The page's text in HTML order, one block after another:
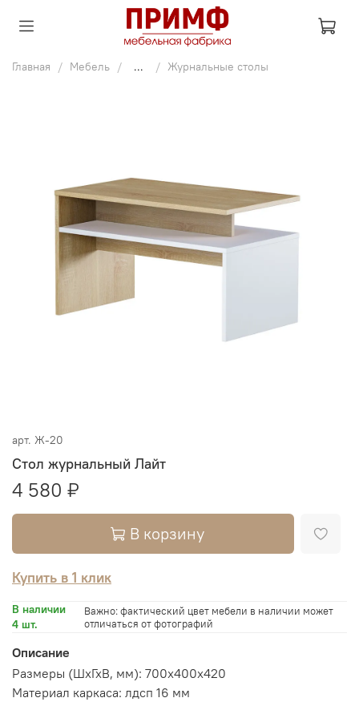
Главная Мебель ... Журнальные столы
арт. Ж-20
Стол журнальный Лайт
4 580 ₽
В корзину
Купить в 1 клик
В наличии
4 шт.
Важно: фактический цвет мебели в наличии может
отличаться от фотографий
Описание
Размеры (ШхГхВ, мм): 700х400х420
Материал каркаса: лдсп 16 мм